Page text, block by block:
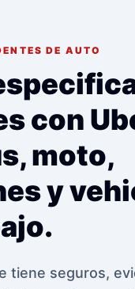
DE AUTO
con
moto,
y
tiene seguros,